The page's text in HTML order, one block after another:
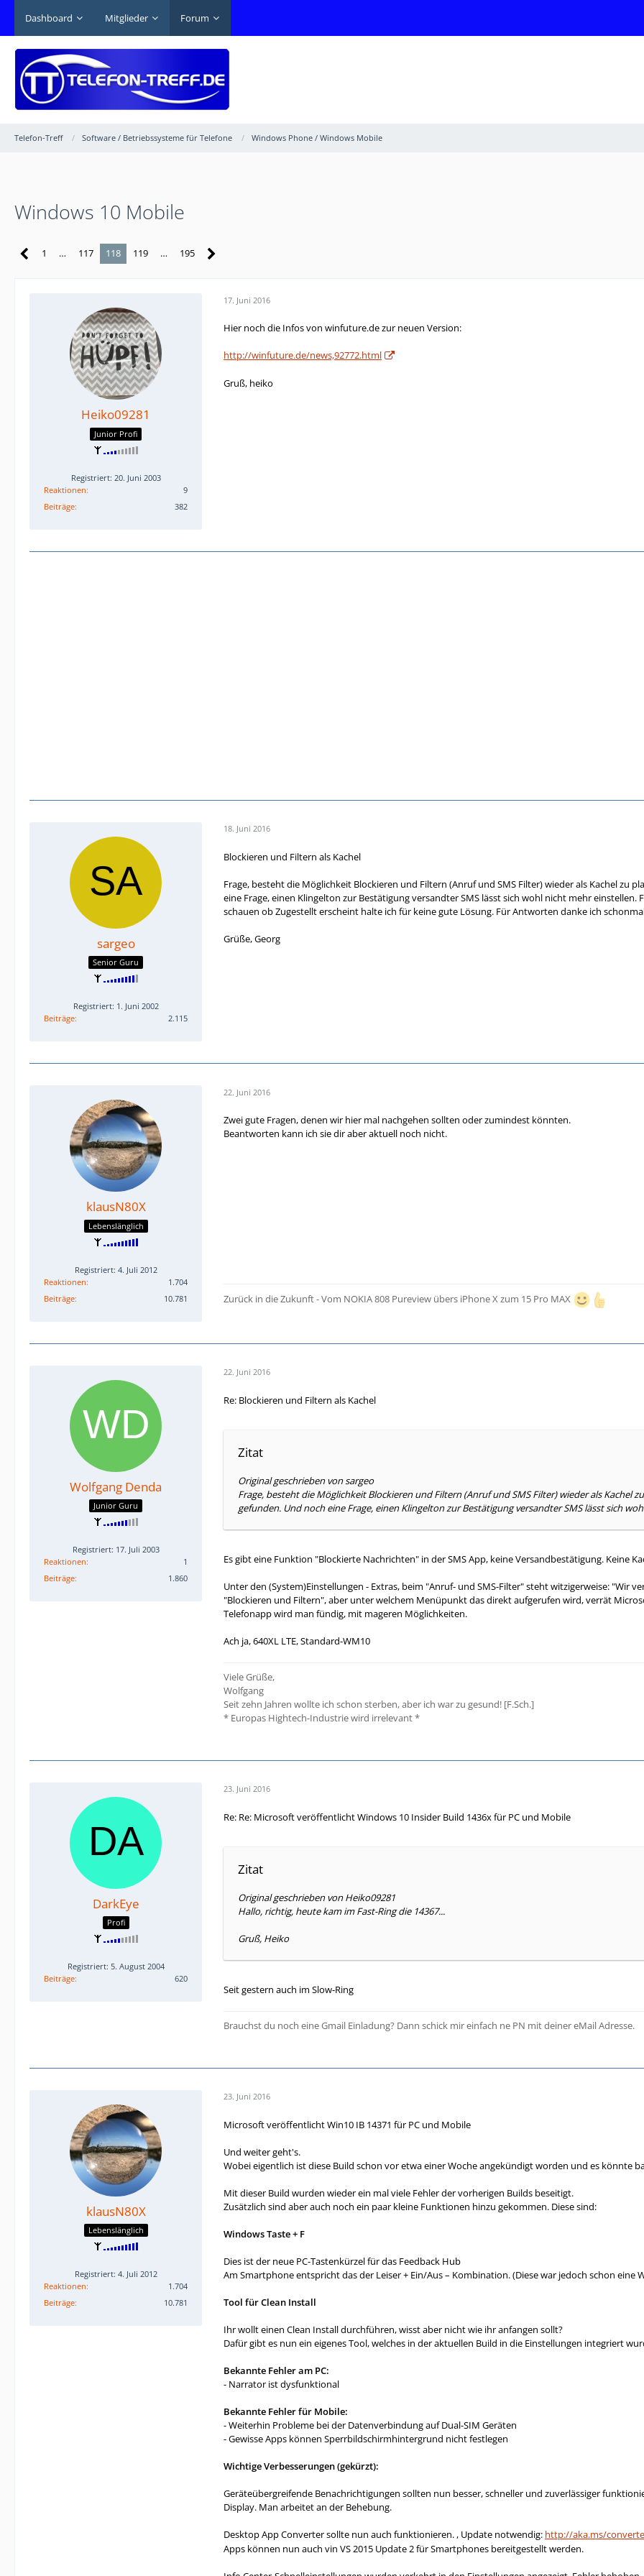
Dashboard Mitglieder Forum
Telefon-Treff Software / Betriebssysteme für Telefone Windows Phone / Windows Mobile
Windows 10 Mobile
1 … 117 118 119 … 195
Heiko09281
Junior Profi
Registriert: 20. Juni 2003
Reaktionen
9
Beiträge
382
17. Juni 2016
Hier noch die Infos von winfuture.de zur neuen Version:
http://winfuture.de/news,92772.html
Gruß, heiko
sargeo
Senior Guru
Registriert: 1. Juni 2002
Beiträge
2.115
18. Juni 2016
Blockieren und Filtern als Kachel
Frage, besteht die Möglichkeit Blockieren und Filtern (Anruf und SMS Filter) wieder als Kachel zu
eine Frage, einen Klingelton zur Bestätigung versandter SMS lässt sich wohl nicht mehr einstellen.
schauen ob Zugestellt erscheint halte ich für keine gute Lösung. Für Antworten danke ich
Grüße, Georg
klausN80X
Lebenslänglich
Registriert: 4. Juli 2012
Reaktionen
1.704
Beiträge
10.781
22. Juni 2016
Zwei gute Fragen, denen wir hier mal nachgehen sollten oder zumindest könnten.
Beantworten kann ich sie dir aber aktuell noch nicht.
Zurück in die Zukunft - Vom NOKIA 808 Pureview übers iPhone X zum 15 Pro MAX
Wolfgang Denda
Junior Guru
Registriert: 17. Juli 2003
Reaktionen
1
Beiträge
1.860
22. Juni 2016
Re: Blockieren und Filtern als Kachel
Zitat
Original geschrieben von sargeo
Frage, besteht die Möglichkeit Blockieren und Filtern (Anruf und SMS Filter) wieder als Kachel
gefunden. Und noch eine Frage, einen Klingelton zur Bestätigung versandter SMS lässt sich
Es gibt eine Funktion "Blockierte Nachrichten" in der SMS App, keine Versandbestätigung. Keine
Unter den (System)Einstellungen - Extras, beim "Anruf- und SMS-Filter" steht witzigerweise: "Wir
"Blockieren und Filtern", aber unter welchem Menüpunkt das direkt aufgerufen wird, verrät
Telefonapp wird man fündig, mit mageren Möglichkeiten.
Ach ja, 640XL LTE, Standard-WM10
Viele Grüße,
Wolfgang
Seit zehn Jahren wollte ich schon sterben, aber ich war zu gesund! [F.Sch.]
* Europas Hightech-Industrie wird irrelevant *
DarkEye
Profi
Registriert: 5. August 2004
Beiträge
620
23. Juni 2016
Re: Re: Microsoft veröffentlicht Windows 10 Insider Build 1436x für PC und Mobile
Zitat
Original geschrieben von Heiko09281
Hallo, richtig, heute kam im Fast-Ring die 14367...
Gruß, Heiko
Seit gestern auch im Slow-Ring
Brauchst du noch eine Gmail Einladung? Dann schick mir einfach ne PN mit deiner eMail Adresse.
klausN80X
Lebenslänglich
Registriert: 4. Juli 2012
Reaktionen
1.704
Beiträge
10.781
23. Juni 2016
Microsoft veröffentlicht Win10 IB 14371 für PC und Mobile
Und weiter geht's.
Wobei eigentlich ist diese Build schon vor etwa einer Woche angekündigt worden und es könnte
Mit dieser Build wurden wieder ein mal viele Fehler der vorherigen Builds beseitigt.
Zusätzlich sind aber auch noch ein paar kleine Funktionen hinzu gekommen. Diese sind:
Windows Taste + F
Dies ist der neue PC-Tastenkürzel für das Feedback Hub
Am Smartphone entspricht das der Leiser + Ein/Aus – Kombination. (Diese war jedoch schon eine
Tool für Clean Install
Ihr wollt einen Clean Install durchführen, wisst aber nicht wie ihr anfangen sollt?
Dafür gibt es nun ein eigenes Tool, welches in der aktuellen Build in die Einstellungen integriert
Bekannte Fehler am PC:
- Narrator ist dysfunktional
Bekannte Fehler für Mobile:
- Weiterhin Probleme bei der Datenverbindung auf Dual-SIM Geräten
- Gewisse Apps können Sperrbildschirmhintergrund nicht festlegen
Wichtige Verbesserungen (gekürzt):
Geräteübergreifende Benachrichtigungen sollten nun besser, schneller und zuverlässiger
Display. Man arbeitet an der Behebung.
Desktop App Converter sollte nun auch funktionieren. , Update notwendig: http://aka.ms/
Apps können nun auch vin VS 2015 Update 2 für Smartphones bereitgestellt werden.